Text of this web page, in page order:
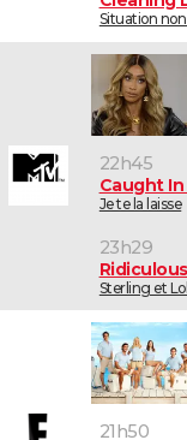
Situation
22h45
Caught
Je te la laisse
23h29
Ridiculous
Sterling et
21h50